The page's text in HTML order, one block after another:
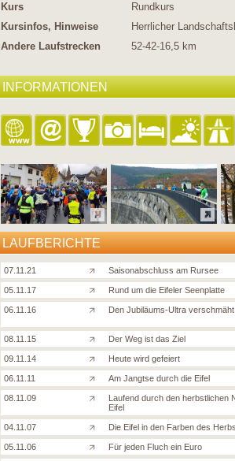
Kurs
Rundkurs
Kursinfos, Hinweise
Herrlicher
Andere Laufstrecken
52-42-16,5 km
INFORMATIONEN
LAUFBERICHTE
07.11.21 Saisonabschluss am Rursee
05.11.17 Rund um die Eifeler Seenplatte
06.11.16 Den Jubiläums-Ultra verschmäht
08.11.15 Der Weg ist das Ziel
09.11.14 Heute wird gefeiert
06.11.11 Am Jangtse durch die Eifel
08.11.09
Laufend durch den herbstlichen
Eifel
04.11.07 Die Eifel in den Farben des
05.11.06 Für jeden Fluch ein Euro